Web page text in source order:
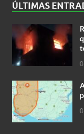
ÚLTIMAS